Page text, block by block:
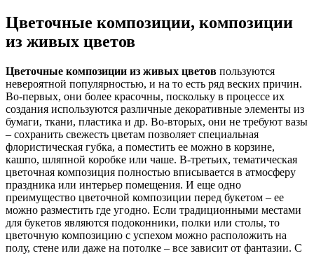
Цветочные композиции, композиции
из живых цветов
Цветочные композиции из живых цветов пользуются
невероятной популярностью, и на то есть ряд веских причин.
Во-первых, они более красочны, поскольку в процессе их
создания используются различные декоративные элементы из
бумаги, ткани, пластика и др. Во-вторых, они не требуют вазы
– сохранить свежесть цветам позволяет специальная
флористическая губка, а поместить ее можно в корзине,
кашпо, шляпной коробке или чаше. В-третьих, тематическая
цветочная композиция полностью вписывается в атмосферу
праздника или интерьер помещения. И еще одно
преимущество цветочной композиции перед букетом – ее
можно разместить где угодно. Если традиционными местами
для букетов являются подоконники, полки или столы, то
цветочную композицию с успехом можно расположить на
полу, стене или даже на потолке – все зависит от фантазии. С